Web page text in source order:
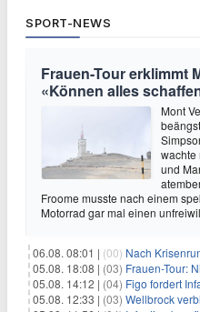
SPORT-NEWS
Frauen-Tour erklimmt
«Können alles
Mont
wachte
und
Froome musste nach einem
Motorrad gar mal einen
06.08. 08:01 | (00) Nach
05.08. 18:08 | (03) Frauen-Tour:
05.08. 14:12 | (04) Figo fordert
05.08. 12:33 | (03) Wellbrock